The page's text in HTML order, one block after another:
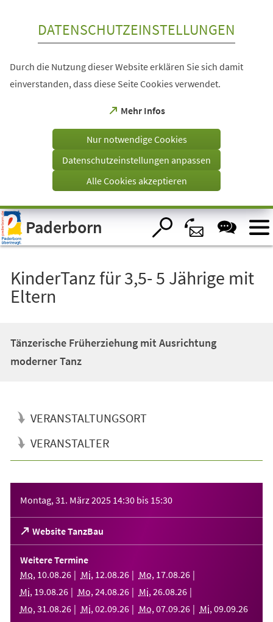
Visuelle
Assistenzsoftware
öffnen.
DATENSCHUTZEINSTELLUNGEN
Durch die Nutzung dieser Website erklären Sie sich damit
einverstanden, dass diese Seite Cookies verwendet.
Mehr Infos
(Öffnet
einem
Tab)
Nur notwendige Cookies
Datenschutzeinstellungen anpassen
Alle Cookies akzeptieren
Paderborn
KinderTanz für 3,5- 5 Jährige mit
Eltern
Tänzerische Früherziehung mit Ausrichtung
moderner Tanz
VERANSTALTUNGSORT
VERANSTALTER
Montag, 31. März 2025 14:30 bis 15:30
Website TanzBau
(Öffnet
in
einem
neuen
Tab)
Weitere Termine
Mo, 10.08.26 Mi, 12.08.26 Mo, 17.08.26
Mi, 19.08.26 Mo, 24.08.26 Mi, 26.08.26
Mo, 31 .08.26 Mi, 02.09.26 Mo, 07.09.26 Mi, 09.09.26